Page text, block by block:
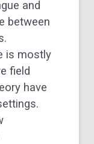
and
between
is mostly
field
have